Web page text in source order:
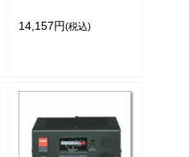
14,157円(税込)